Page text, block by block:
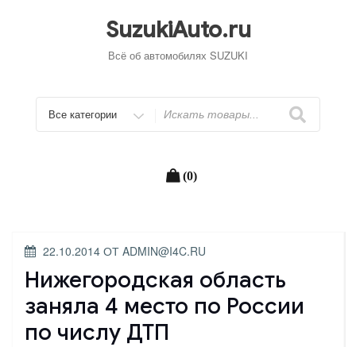
SuzukiAuto.ru
Всё об автомобилях SUZUKI
Искать
(0)
ОПУБЛИКОВАНО
22.10.2014 ОТ ADMIN@I4C.RU
Нижегородская область
заняла 4 место по России
по числу ДТП